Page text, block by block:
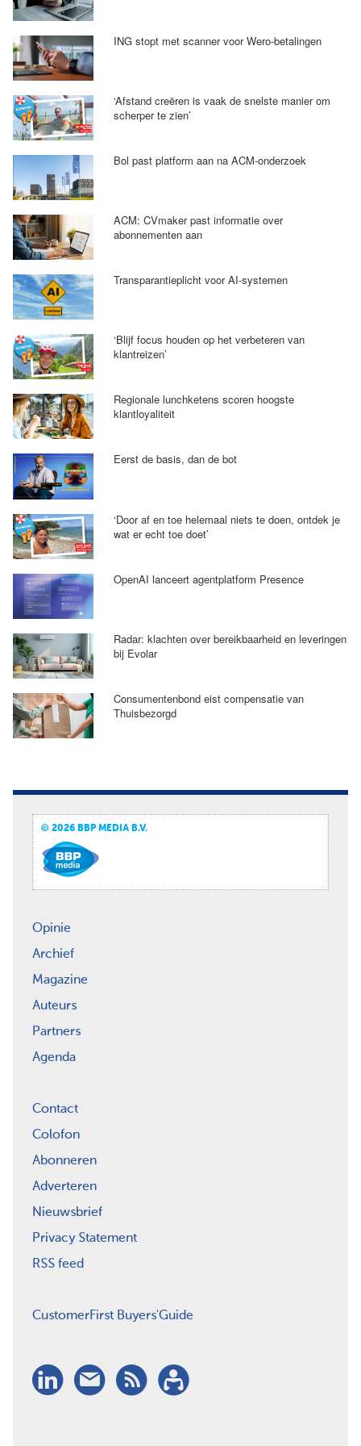
ING stopt met scanner voor Wero-betalingen
‘Afstand creëren is vaak de snelste manier om
scherper te zien’
Bol past platform aan na ACM-onderzoek
ACM: CVmaker past informatie over
abonnementen aan
Transparantieplicht voor AI-systemen
‘Blijf focus houden op het verbeteren van
klantreizen’
Regionale lunchketens scoren hoogste
klantloyaliteit
Eerst de basis, dan de bot
‘Door af en toe helemaal niets te doen, ontdek je
wat er echt toe doet’
OpenAI lanceert agentplatform Presence
Radar: klachten over bereikbaarheid en leveringen
bij Evolar
Consumentenbond eist compensatie van
Thuisbezorgd
© 2026 BBP MEDIA B.V.
Opinie
Archief
Magazine
Auteurs
Partners
Agenda
Contact
Colofon
Abonneren
Adverteren
Nieuwsbrief
Privacy Statement
RSS feed
CustomerFirst Buyers'Guide
LinkedIn
Nieuwsbrief
RSSAbonneren